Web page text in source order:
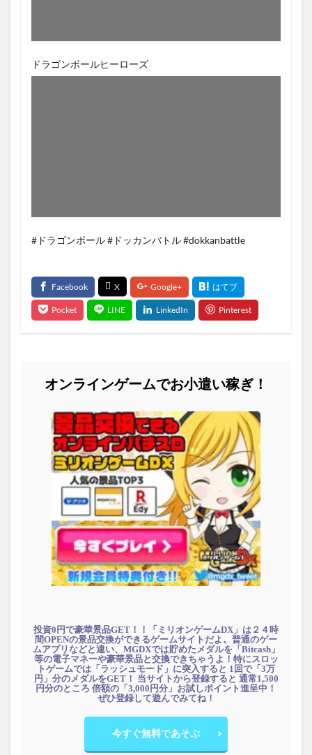
ドラゴンボールヒーローズ
#ドラゴンボール #ドッカンバトル #dokkanbattle
オンラインゲームでお小遣い稼ぎ！
投資0円で豪華景品GET！！「ミリオンゲームDX」は２４時
間OPENの景品交換ができるゲームサイトだよ。普通のゲー
ムアプリなどと違い、MGDXでは貯めたメダルを「Bitcash」
等の電子マネーや豪華景品と交換できちゃうよ！特にスロッ
トゲームでは「ラッシュモード」に突入すると 1回で「3万
円」分のメダルをGET！ 当サイトから登録すると 通常1,500
円分のところ 倍額の「3,000円分」お試しポイント進呈中！
ぜひ登録して遊んでみてね！
今すぐ無料であそぶ